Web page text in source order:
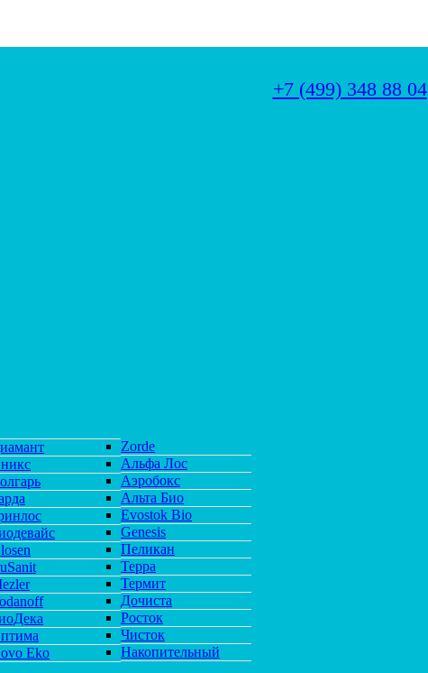
+7 (499) 348 88 04
Eko
Zorde
Альфа Лос
Аэробокс
Альта Био
Evostok Bio
Genesis
Пеликан
Терра
Термит
Дочиста
Росток
Чисток
Накопительный